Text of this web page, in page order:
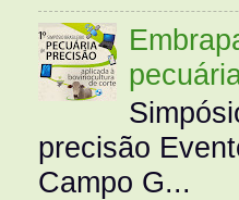
precisão
Campo G...